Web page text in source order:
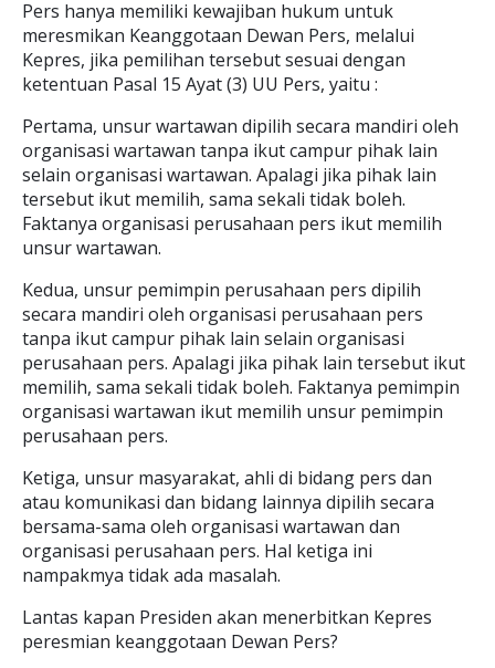
Pers hanya memiliki kewajiban hukum untuk
meresmikan Keanggotaan Dewan Pers, melalui
Kepres, jika pemilihan tersebut sesuai dengan
ketentuan Pasal 15 Ayat (3) UU Pers, yaitu :
Pertama, unsur wartawan dipilih secara mandiri oleh
organisasi wartawan tanpa ikut campur pihak lain
selain organisasi wartawan. Apalagi jika pihak lain
tersebut ikut memilih, sama sekali tidak boleh.
Faktanya organisasi perusahaan pers ikut memilih
unsur wartawan.
Kedua, unsur pemimpin perusahaan pers dipilih
secara mandiri oleh organisasi perusahaan pers
tanpa ikut campur pihak lain selain organisasi
perusahaan pers. Apalagi jika pihak lain tersebut ikut
memilih, sama sekali tidak boleh. Faktanya pemimpin
organisasi wartawan ikut memilih unsur pemimpin
perusahaan pers.
Ketiga, unsur masyarakat, ahli di bidang pers dan
atau komunikasi dan bidang lainnya dipilih secara
bersama-sama oleh organisasi wartawan dan
organisasi perusahaan pers. Hal ketiga ini
nampakmya tidak ada masalah.
Lantas kapan Presiden akan menerbitkan Kepres
peresmian keanggotaan Dewan Pers?